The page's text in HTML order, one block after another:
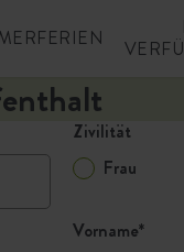
Zivilität
Frau
Vorname*